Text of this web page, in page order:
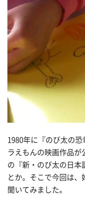
1980年に『のび太の
ラえもんの映画作品が
の『新・のび太の日本
とか。そこで今回は、
聞いてみました。